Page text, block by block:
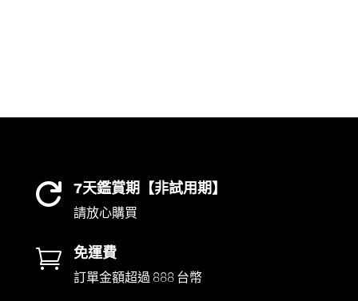
 7天鑑賞期【非試用期】
請放心購買
 免運費
訂單金額超過 888 台幣